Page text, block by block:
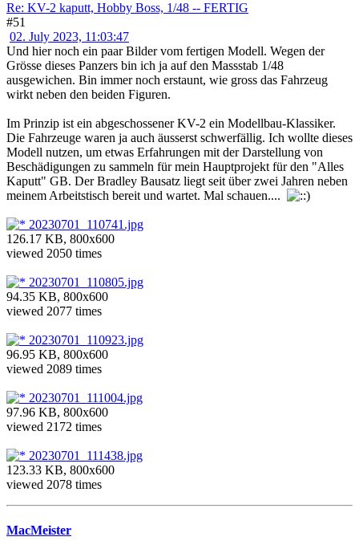
Re: KV-2 kaputt, Hobby Boss, 1/48 -- FERTIG
#51
02. July 2023, 11:03:47
Und hier noch ein paar Bilder vom fertigen Modell. Wegen der
Grösse dieses Panzers bin ich ja auf den Massstab 1/48
ausgewichen. Bin immer noch erstaunt, wie gross das Fahrzeug
wirkt neben den beiden Figuren.
Im Prinzip ist ein abgeschossener KV-2 ein Modellbau-Klassiker.
Die Fahrzeuge waren ja auch äusserst schwerfällig. Ich wollte dieses
Modell nutzen, um etwas Erfahrungen mit der Darstellung von
Beschädigungen zu sammeln für mein Hauptprojekt für den "Alles
Kaputt" GB. Der Bradley Bausatz liegt seit über zwei Jahren neben
meinem Arbeitstisch bereit und wartet. Mal schauen....
20230701_110741.jpg
126.17 KB, 800x600
viewed 2050 times
20230701_110805.jpg
94.35 KB, 800x600
viewed 2077 times
20230701_110923.jpg
96.95 KB, 800x600
viewed 2089 times
20230701_111004.jpg
97.96 KB, 800x600
viewed 2172 times
20230701_111438.jpg
123.33 KB, 800x600
viewed 2078 times
MacMeister